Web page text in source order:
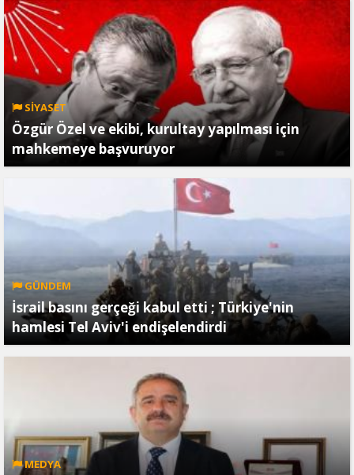
SİYASET
Özgür Özel ve ekibi, kurultay yapılması için
mahkemeye başvuruyor
GÜNDEM
İsrail basını gerçeği kabul etti ; Türkiye'nin
hamlesi Tel Aviv'i endişelendirdi
MEDYA